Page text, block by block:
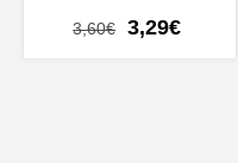
3,60€
El
3,29€